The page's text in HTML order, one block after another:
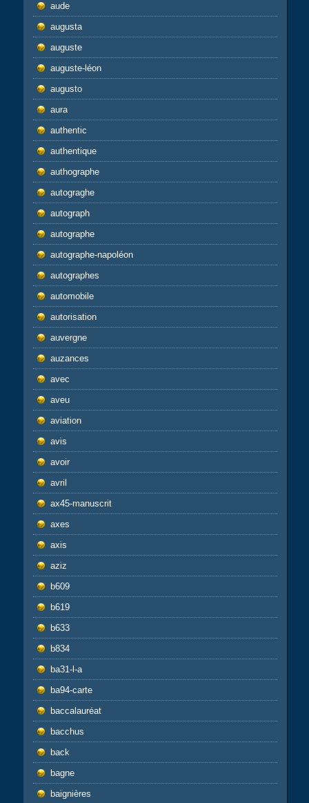
aude
augusta
auguste
auguste-léon
augusto
aura
authentic
authentique
authographe
autograghe
autograph
autographe
autographe-napoléon
autographes
automobile
autorisation
auvergne
auzances
avec
aveu
aviation
avis
avoir
avril
ax45-manuscrit
axes
axis
aziz
b609
b619
b633
b834
ba31-l-a
ba94-carte
baccalauréat
bacchus
back
bagne
baignières